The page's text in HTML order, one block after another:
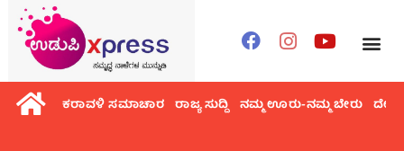
ಕರಾವಳಿ ಸಮಾಚಾರ ರಾಜ್ಯ ಸುದ್ದಿ ನಮ್ಮ ಊರು-ನಮ್ಮ ಬೇರು ದೇಶ